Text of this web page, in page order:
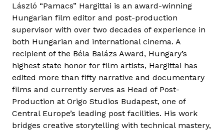
i
“
P
a
m
a
c
s
”
L
á
László “Pamacs” Hargittai is an award-winning
Hungarian film editor and post-production
supervisor with over two decades of experience in
both Hungarian and international cinema. A
recipient of the Béla Balázs Award, Hungary’s
highest state honor for film artists, Hargittai has
edited more than fifty narrative and documentary
films and currently serves as Head of Post-
Production at Origo Studios Budapest, one of
Central Europe’s leading post facilities. His work
bridges creative storytelling with technical mastery,